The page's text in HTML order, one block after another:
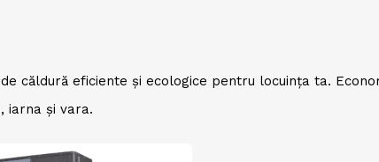
căldură eficiente și ecologice pentru locuința ta.
iarna și vara.